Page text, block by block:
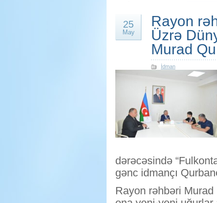
25
May
Rayon
Üzrə
Murad
İdman
dərəcəsində
gənc idmançı
Rayon rəhbəri